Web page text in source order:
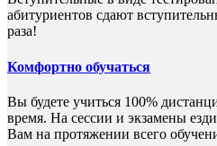
абитуриентов сдают
раза!
Комфортно обучаться
Вы будете учиться 100%
время. На сессии и экзамены
Вам на протяжении всего